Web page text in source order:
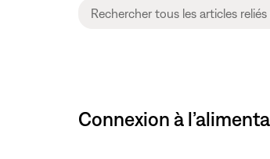
Connexion à